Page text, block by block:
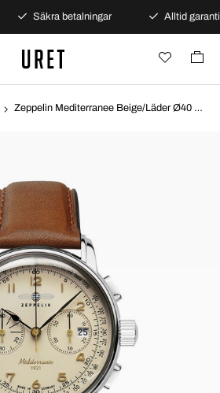
Säkra betalningar Alltid garanti
Zeppelin Mediterranee Beige/Läder Ø40 mm 9670-5